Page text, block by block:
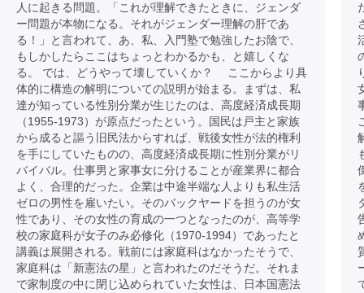
人に起きる問題。「これが理解できたときに、ジェンダ
ー問題が本物になる。それがジェンダー理解の肝であ
る！」と言われて、あ、私、入門塾で勉強したお陰で、
もしかしたらここはちょっとわかるかも、と嬉しくな
る。 では、どうやって壊していくか？ ここからより具
体的に構造の解明についての説明が始まる。まずは、私
達が知っている性別分業が生じたのは、高度経済成長期
（1955-1973）が原点だったという。国民は戸主と家族
から成ると謳う旧民法からすれば、戦後女性が法的権利
を手にしていたものの、高度経済成長期に性別分業がリ
バイバル。仕事男と家事女に分けることが産業界に都合
よく、合理的だった。企業は中途半端な人よりも私生活
ゼロの男性を雇いたい。そのバックヤードを担うのが女
性であり、その女性の育成の一つとなったのが、高等学
校の家庭科が女子のみ必修化（1970-1994）であったと
講義は展開される。戦前には家庭科はなかったそうで、
家庭科は「新憲法の星」と言われたのだそうだ。それま
で家制度の中に閉じ込められていた女性は、日本国憲法